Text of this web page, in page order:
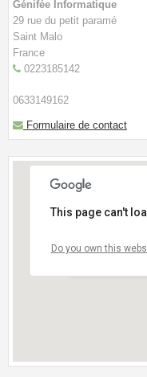
Génifée Informatique
29 rue du petit paramé
Saint Malo
France
0223185142
0633149162
Formulaire de contact
- Près du
This page can't
Do you own this